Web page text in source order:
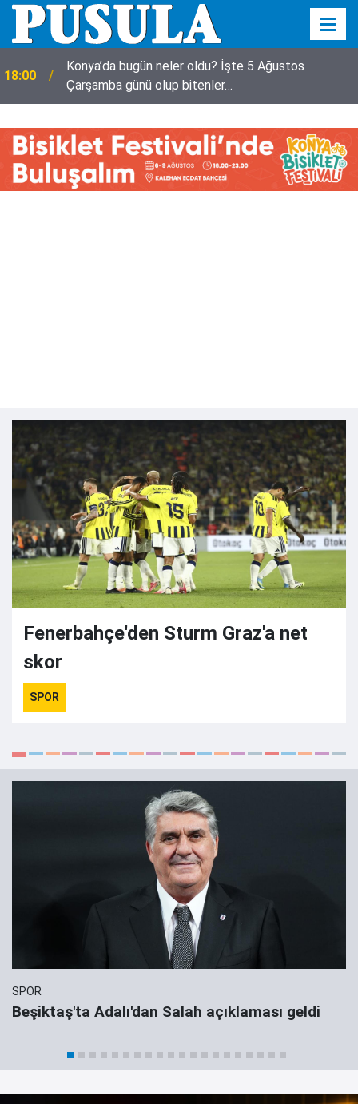
18:00
Konya’da bugün neler oldu? İşte 5 Ağustos
Çarşamba günü olup bitenler…
Fenerbahçe'den Sturm Graz'a net
skor
SPOR
SPOR
Beşiktaş'ta Adalı'dan Salah açıklaması geldi